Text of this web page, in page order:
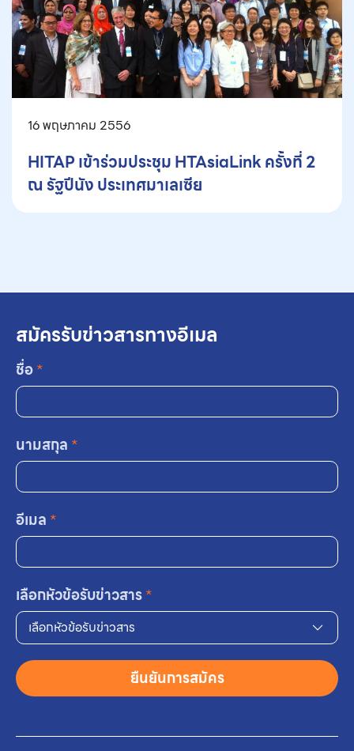
16 พฤษภาคม 2556
HITAP เข้าร่วมประชุม HTAsiaLink ครั้งที่ 2
ณ รัฐปีนัง ประเทศมาเลเซีย
สมัครรับข่าวสารทางอีเมล
ชื่อ*
นามสกุล *
อีเมล *
เลือกหัวข้อรับข่าวสาร*
เลือกหัวข้อรับข่าวสาร
ยืนยันการสมัคร